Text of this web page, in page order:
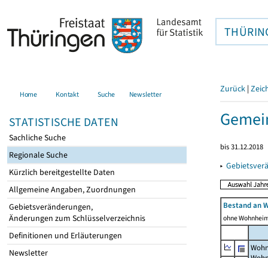
Home Kontakt Suche Newsletter
STATISTISCHE DATEN
Sachliche Suche
Regionale Suche
Kürzlich bereitgestellte Daten
Allgemeine Angaben, Zuordnungen
Gebietsveränderungen,
Änderungen zum Schlüsselverzeichnis
Definitionen und Erläuterungen
Newsletter
Zurück |
bis 31.12.2018
▸
Bestand an
ohne